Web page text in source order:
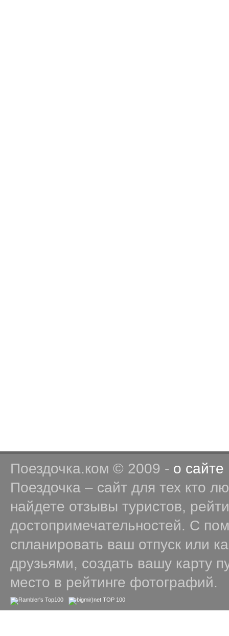
Поездочка.ком © 2009 - о сайте
Поездочка – сайт для тех кто
найдете отзывы туристов,
достопримечательностей. С
спланировать ваш отпуск или
друзьями, создать вашу карту
место в рейтинге фотографий.